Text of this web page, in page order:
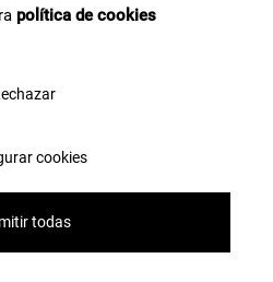
política de cookies
cookies
todas